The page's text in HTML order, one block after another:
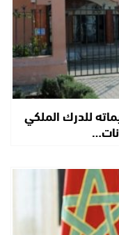
للدرك الملكي